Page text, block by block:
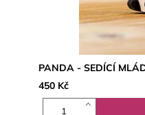
PANDA - SEDÍCÍ
450 Kč